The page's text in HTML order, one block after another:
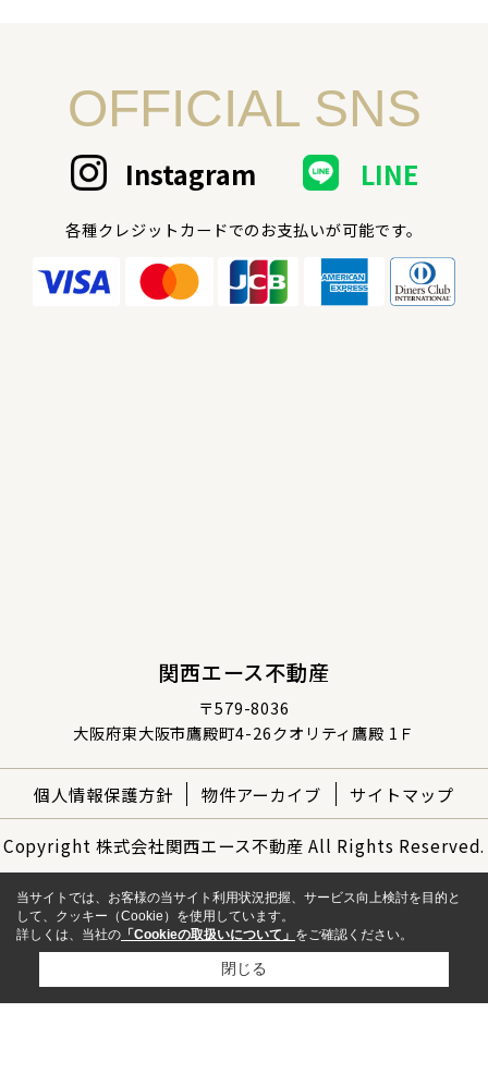
OFFICIAL SNS
Instagram LINE
各種クレジットカードでのお支払いが可能です。
関西エース不動産
〒579-8036
大阪府東大阪市鷹殿町4-26クオリティ鷹殿 1Ｆ
個人情報保護方針 物件アーカイブ サイトマップ
Copyright 株式会社関西エース不動産 All Rights Reserved.
当サイトでは、お客様の当サイト利用状況把握、サービス向上検討を目的と
して、クッキー（Cookie）を使用しています。
詳しくは、当社の 「Cookieの取扱いについて」 をご確認ください。
閉じる